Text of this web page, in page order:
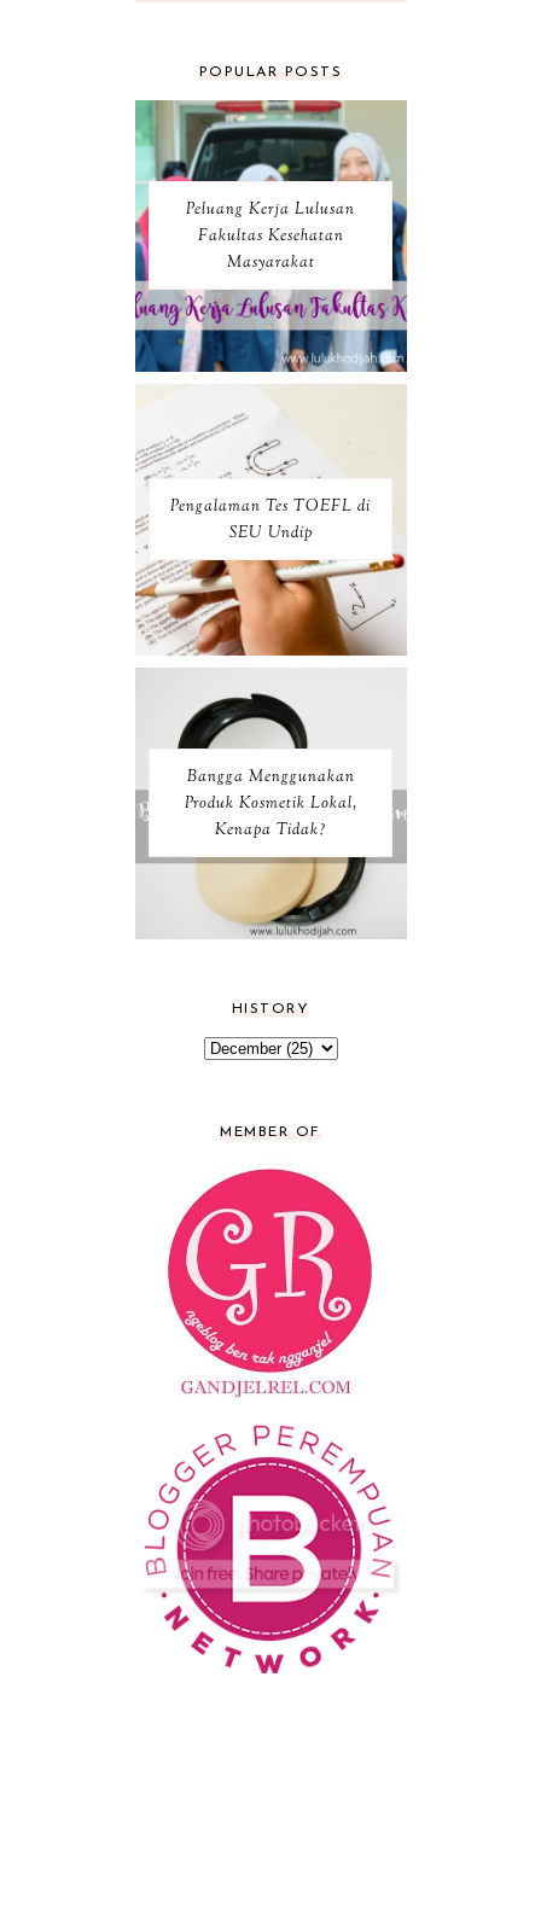
POPULAR POSTS
Peluang Kerja Lulusan
Fakultas Kesehatan
Masyarakat
Pengalaman Tes TOEFL di
SEU Undip
Bangga Menggunakan
Produk Kosmetik Lokal,
Kenapa Tidak?
HISTORY
MEMBER OF